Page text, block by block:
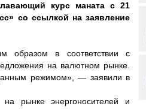
курс маната с 21
со ссылкой на заявление
образом в соответствии с
на валютном рынке.
режимом», — заявили в
рынке энергоносителей и